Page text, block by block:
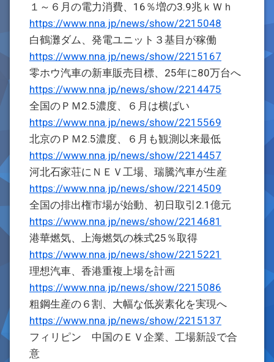
１～６月の電力消費、16％増の3.9兆ｋＷｈ
https://www.nna.jp/news/show/2215048
白鶴灘ダム、発電ユニット３基目が稼働
https://www.nna.jp/news/show/2215167
零ホウ汽車の新車販売目標、25年に80万台へ
https://www.nna.jp/news/show/2214475
全国のＰＭ2.5濃度、６月は横ばい
https://www.nna.jp/news/show/2215569
北京のＰＭ2.5濃度、６月も観測以来最低
https://www.nna.jp/news/show/2214457
河北石家荘にＮＥＶ工場、瑞騰汽車が生産
https://www.nna.jp/news/show/2214509
全国の排出権市場が始動、初日取引2.1億元
https://www.nna.jp/news/show/2214681
港華燃気、上海燃気の株式25％取得
https://www.nna.jp/news/show/2215221
理想汽車、香港重複上場を計画
https://www.nna.jp/news/show/2215086
粗鋼生産の６割、大幅な低炭素化を実現へ
https://www.nna.jp/news/show/2215137
フィリピン 中国のＥＶ企業、工場新設で合
意